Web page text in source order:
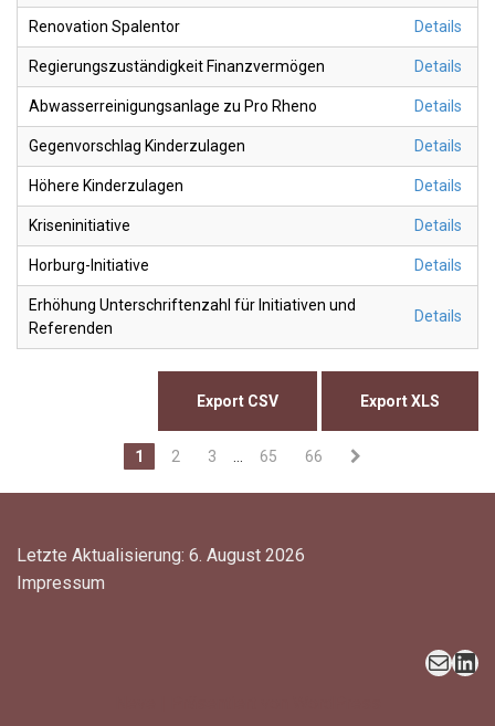
Renovation Spalentor Details
Regierungszuständigkeit Finanzvermögen Details
Abwasserreinigungsanlage zu Pro Rheno Details
Gegenvorschlag Kinderzulagen Details
Höhere Kinderzulagen Details
Kriseninitiative Details
Horburg-Initiative Details
Erhöhung Unterschriftenzahl für Initiativen und
Referenden
Details
1 2 3 ... 65 66
Letzte Aktualisierung: 6. August 2026
Impressum